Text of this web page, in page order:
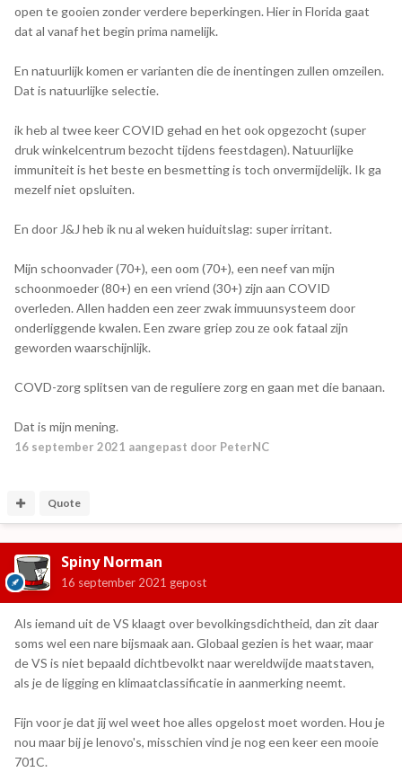
open te gooien zonder verdere beperkingen. Hier in Florida gaat
dat al vanaf het begin prima namelijk.
En natuurlijk komen er varianten die de inentingen zullen omzeilen.
Dat is natuurlijke selectie.
ik heb al twee keer COVID gehad en het ook opgezocht (super
druk winkelcentrum bezocht tijdens feestdagen). Natuurlijke
immuniteit is het beste en besmetting is toch onvermijdelijk. Ik ga
mezelf niet opsluiten.
En door J&J heb ik nu al weken huiduitslag: super irritant.
Mijn schoonvader (70+), een oom (70+), een neef van mijn
schoonmoeder (80+) en een vriend (30+) zijn aan COVID
overleden. Allen hadden een zeer zwak immuunsysteem door
onderliggende kwalen. Een zware griep zou ze ook fataal zijn
geworden waarschijnlijk.
COVD-zorg splitsen van de reguliere zorg en gaan met die banaan.
Dat is mijn mening.
16 september 2021 aangepast door PeterNC
Quote
Spiny Norman
16 september 2021 gepost
Als iemand uit de VS klaagt over bevolkingsdichtheid, dan zit daar
soms wel een nare bijsmaak aan. Globaal gezien is het waar, maar
de VS is niet bepaald dichtbevolkt naar wereldwijde maatstaven,
als je de ligging en klimaatclassificatie in aanmerking neemt.
Fijn voor je dat jij wel weet hoe alles opgelost moet worden. Hou je
nou maar bij je lenovo's, misschien vind je nog een keer een mooie
701C.